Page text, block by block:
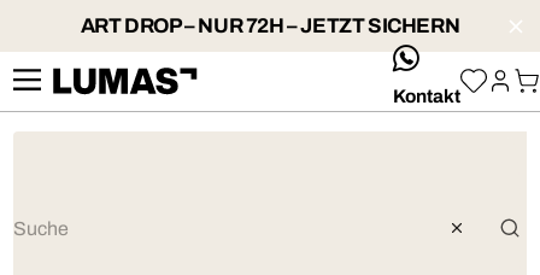
ART DROP – NUR 72H – JETZT SICHERN
whatsApp
Kontakt